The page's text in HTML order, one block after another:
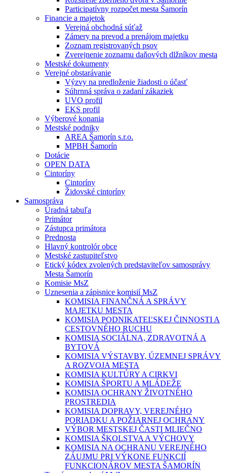
Participatívny rozpočet mesta Šamorín
Financie a majetok
Verejná obchodná súťaž
Zámery na prevod a prenájom majetku
Zoznam registrovaných psov
Zverejnenie zoznamu daňových dlžníkov mesta
Mestské dokumenty
Verejné obstarávanie
Výzvy na predloženie žiadosti o účasť
Súhrnná správa o zadaní zákaziek
UVO profil
EKS profil
Výberové konania
Mestské podniky
AREA Šamorín s.r.o.
MPBH Šamorín
Dotácie
OPEN DATA
Cintoríny
Cintoríny
Židovské cintoríny
Samospráva
Úradná tabuľa
Primátor
Zástupca primátora
Prednosta
Hlavný kontrolór obce
Mestské zastupiteľstvo
Etický kódex zvolených predstaviteľov samosprávy
Mesta Šamorín
Komisie MsZ
Uznesenia a zápisnice komisií MsZ
KOMISIA FINANČNÁ A SPRÁVY
MAJETKU MESTA
KOMISIA PODNIKATEĽSKEJ ČINNOSTI A
CESTOVNÉHO RUCHU
KOMISIA SOCIÁLNA, ZDRAVOTNÁ A
BYTOVÁ
KOMISIA VÝSTAVBY, ÚZEMNEJ SPRÁVY
A ROZVOJA MESTA
KOMISIA KULTÚRY A CIRKVI
KOMISIA ŠPORTU A MLÁDEŽE
KOMISIA OCHRANY ŽIVOTNÉHO
PROSTREDIA
KOMISIA DOPRAVY, VEREJNÉHO
PORIADKU A POŽIARNEJ OCHRANY
VÝBOR MESTSKEJ ČASTI MLIEČNO
KOMISIA ŠKOLSTVA A VÝCHOVY
KOMISIA NA OCHRANU VEREJNÉHO
ZÁUJMU PRI VÝKONE FUNKCIÍ
FUNKCIONÁROV MESTA ŠAMORÍN